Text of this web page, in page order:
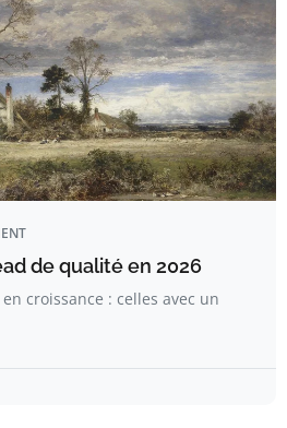
de qualité en 2026
croissance : celles avec un